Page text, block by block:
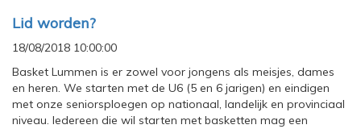
Lid worden?
18/08/2018 10:00:00
Basket Lummen is er zowel voor jongens als meisjes, dames
en heren. We starten met de U6 (5 en 6 jarigen) en eindigen
met onze seniorsploegen op nationaal, landelijk en provinciaal
niveau. Iedereen die wil starten met basketten mag een